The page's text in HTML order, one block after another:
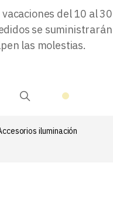
del 10 al 30
se suministrarán
las molestias.
iluminación